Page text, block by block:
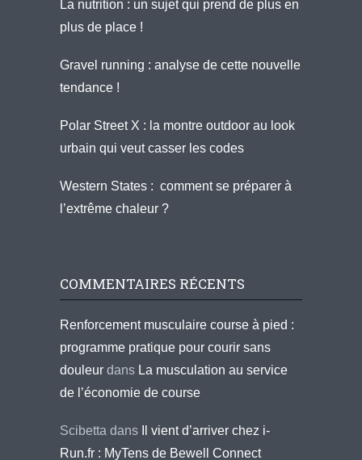
La nutrition : un sujet qui prend de plus en
plus de place !
Gravel running : analyse de cette nouvelle
tendance !
Polar Street X : la montre outdoor au look
urbain qui veut casser les codes
Western States : comment se préparer à
l’extrême chaleur ?
COMMENTAIRES RÉCENTS
Renforcement musculaire course à pied :
programme pratique pour courir sans
douleur dans La musculation au service
de l’économie de course
Scibetta dans
Il vient d’arriver chez i-
Run.fr : MyTens de Bewell Connect